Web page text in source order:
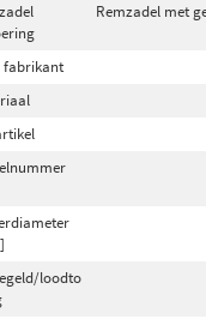
Remzadel met
fabrikant
loodto